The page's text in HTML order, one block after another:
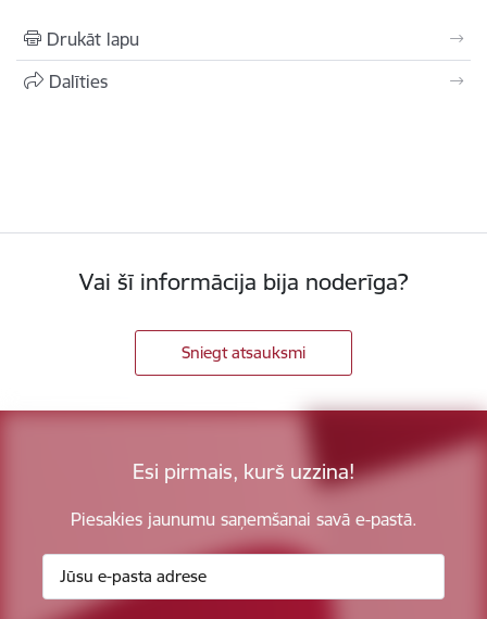
Drukāt lapu
Dalīties
Vai šī informācija bija noderīga?
Sniegt atsauksmi
Esi pirmais, kurš uzzina!
Piesakies jaunumu saņemšanai savā e-pastā.